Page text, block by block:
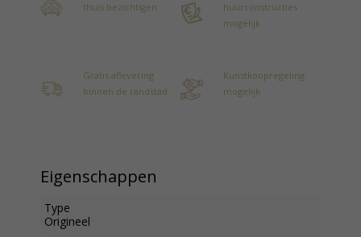
thuis bezichtigen
huurconstructies
mogelijk
Gratis aflevering
binnen de randstad
Kunstkoopregeling
mogelijk
Eigenschappen
Type
Origineel